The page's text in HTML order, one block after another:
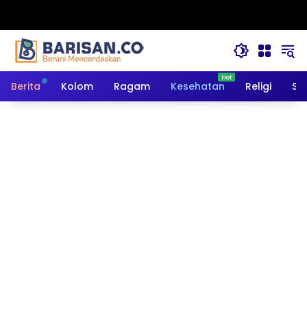
Berita Kolom Ragam Kesehatan Religi